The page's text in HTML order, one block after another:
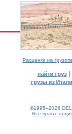
Расценки на
найти груз |
грузы из
©1995–2026
Все права